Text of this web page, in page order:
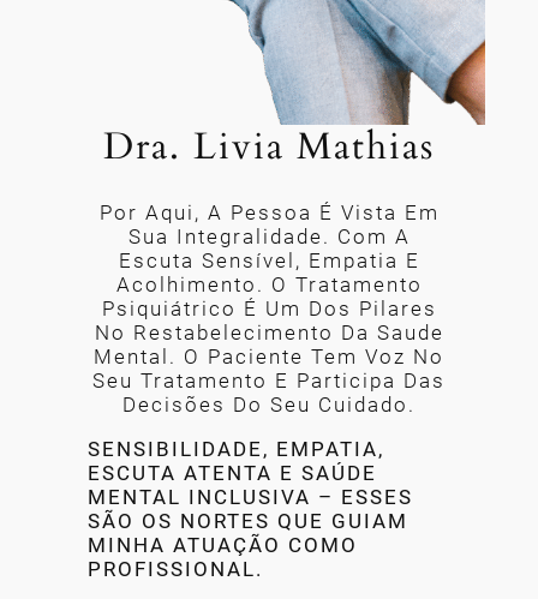
Dra. Livia Mathias
Por Aqui, A Pessoa É Vista Em
Sua Integralidade. Com A
Escuta Sensível, Empatia E
Acolhimento. O Tratamento
Psiquiátrico É Um Dos Pilares
No Restabelecimento Da Saude
Mental. O Paciente Tem Voz No
Seu Tratamento E Participa Das
Decisões Do Seu Cuidado.
SENSIBILIDADE, EMPATIA,
ESCUTA ATENTA E SAÚDE
MENTAL INCLUSIVA – ESSES
SÃO OS NORTES QUE GUIAM
MINHA ATUAÇÃO COMO
PROFISSIONAL.